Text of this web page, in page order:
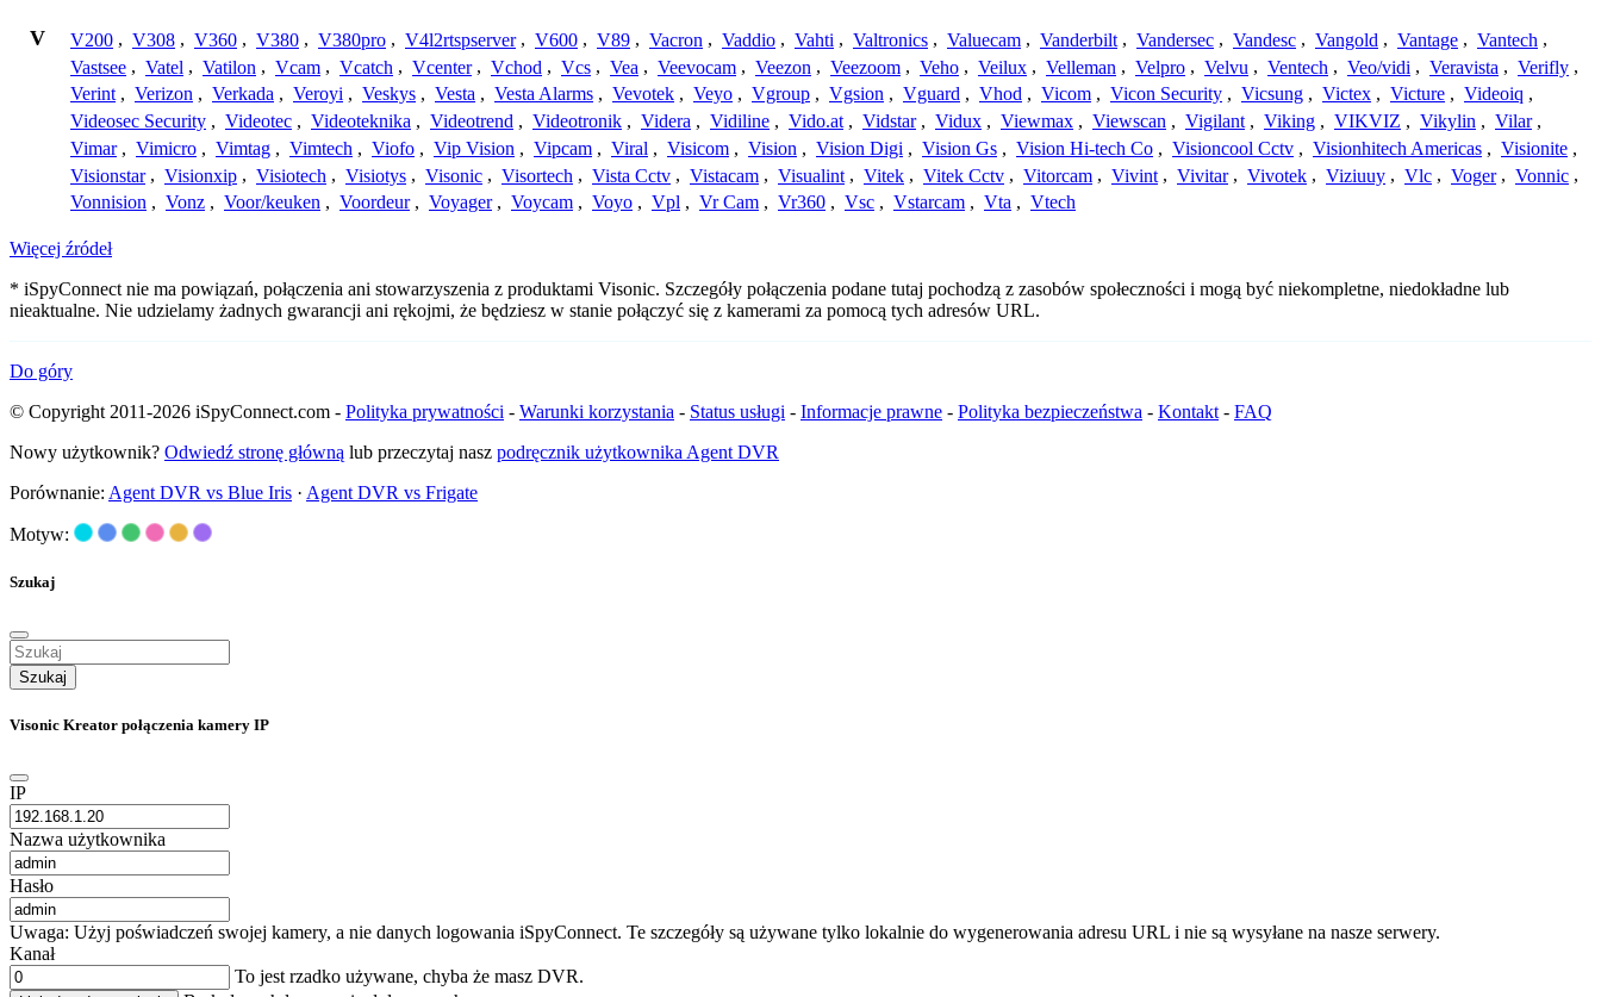
V V200 , V308 , V360 , V380 , V380pro , V4l2rtspserver , V600 , V89 , Vacron , Vaddio , Vahti , Valtronics , Valuecam , Vanderbilt , Vandersec , Vandesc , Vangold , Vantage , Vantech ,
Vastsee , Vatel , Vatilon , Vcam , Vcatch , Vcenter , Vchod , Vcs , Vea , Veevocam , Veezon , Veezoom , Veho , Veilux , Velleman , Velpro , Velvu , Ventech , Veo/vidi , Veravista , Verifly ,
Verint , Verizon , Verkada , Veroyi , Veskys , Vesta , Vesta Alarms , Vevotek , Veyo , Vgroup , Vgsion , Vguard , Vhod , Vicom , Vicon Security , Vicsung , Victex , Victure , Videoiq ,
Videosec Security , Videotec , Videoteknika , Videotrend , Videotronik , Videra , Vidiline , Vido.at , Vidstar , Vidux , Viewmax , Viewscan , Vigilant , Viking , VIKVIZ , Vikylin , Vilar ,
Vimar , Vimicro , Vimtag , Vimtech , Viofo , Vip Vision , Vipcam , Viral , Visicom , Vision , Vision Digi , Vision Gs , Vision Hi-tech Co , Visioncool Cctv , Visionhitech Americas , Visionite ,
Visionstar , Visionxip , Visiotech , Visiotys , Visonic , Visortech , Vista Cctv , Vistacam , Visualint , Vitek , Vitek Cctv , Vitorcam , Vivint , Vivitar , Vivotek , Viziuuy , Vlc , Voger , Vonnic ,
Vonnision , Vonz , Voor/keuken , Voordeur , Voyager , Voycam , Voyo , Vpl , Vr Cam , Vr360 , Vsc , Vstarcam , Vta , Vtech
Więcej źródeł
* iSpyConnect nie ma powiązań, połączenia ani stowarzyszenia z produktami Visonic. Szczegóły połączenia podane tutaj pochodzą z zasobów społeczności i mogą być niekompletne, niedokładne lub
nieaktualne. Nie udzielamy żadnych gwarancji ani rękojmi, że będziesz w stanie połączyć się z kamerami za pomocą tych adresów URL.
Do góry
© Copyright 2011-2026 iSpyConnect.com - Polityka prywatności - Warunki korzystania - Status usługi - Informacje prawne - Polityka bezpieczeństwa - Kontakt - FAQ
Nowy użytkownik? Odwiedź stronę główną lub przeczytaj nasz podręcznik użytkownika Agent DVR
Porównanie: Agent DVR vs Blue Iris · Agent DVR vs Frigate
Motyw:
Szukaj
Szukaj
Visonic Kreator połączenia kamery IP
IP
Nazwa użytkownika
Hasło
Uwaga: Użyj poświadczeń swojej kamery, a nie danych logowania iSpyConnect. Te szczegóły są używane tylko lokalnie do wygenerowania adresu URL i nie są wysyłane na nasze serwery.
Kanał
To jest rzadko używane, chyba że masz DVR.